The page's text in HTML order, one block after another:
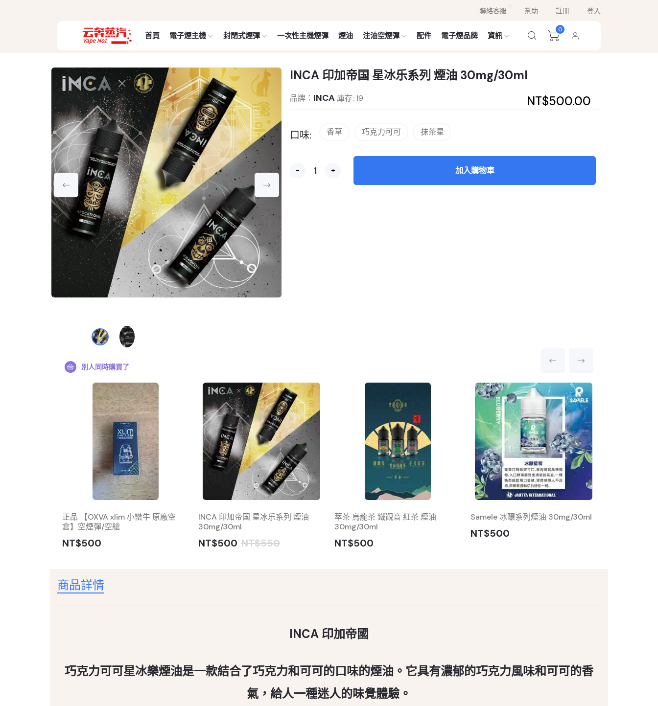
聯絡客服 幫助 註冊 登入
首頁 電子煙主機 封閉式煙彈 一次性主機煙彈 煙油 注油空煙彈 配件 電子煙品牌 資訊
0
INCA 印加帝国 星冰乐系列 煙油 30mg/30ml
品牌： INCA NT$500.00
庫存: 19
口味: 香草 巧克力可可 抹茶星
- + 加入購物車
別人同時購買了
正品 【OXVA xlim 小蠻牛 原廠空
倉】空煙彈/空艙
NT$500
INCA 印加帝国 星冰乐系列 煙油
30mg/30ml
NT$500 NT$550
萃茶 烏龍茶 鐵觀音 紅茶 煙油
30mg/30ml
NT$500
Samele 冰釀系列煙油 30mg/30ml
NT$500
商品詳情
INCA 印加帝國
巧克力可可星冰樂煙油是一款結合了巧克力和可可的口味的煙油。它具有濃郁的巧克力風味和可可的香
氣，給人一種迷人的味覺體驗。